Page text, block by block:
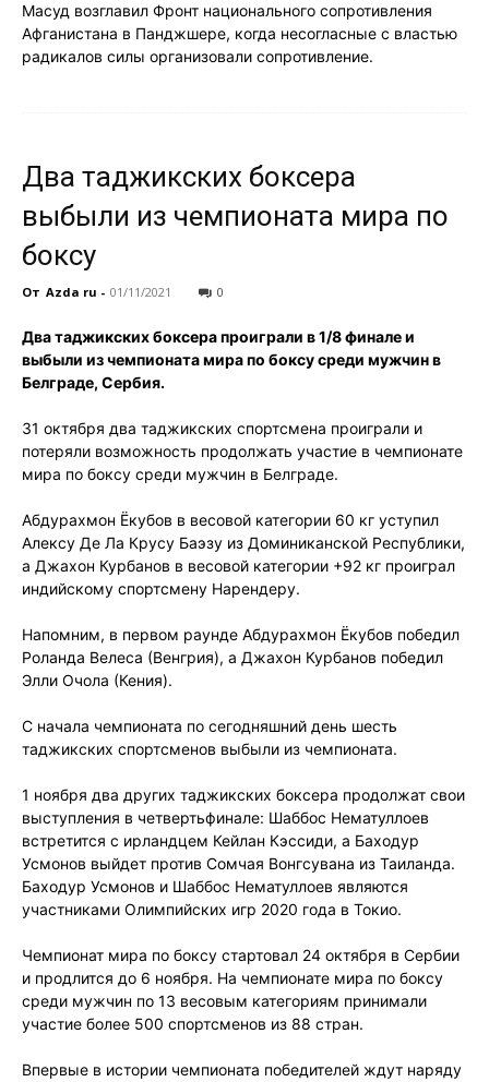
Масуд возглавил Фронт национального сопротивления
Афганистана в Панджшере, когда несогласные с властью
радикалов силы организовали сопротивление.
Два таджикских боксера
выбыли из чемпионата мира по
боксу
От Azda ru - 01/11/2021 0
Два таджикских боксера проиграли в 1/8 финале и
выбыли из чемпионата мира по боксу среди мужчин в
Белграде, Сербия.
31 октября два таджикских спортсмена проиграли и
потеряли возможность продолжать участие в чемпионате
мира по боксу среди мужчин в Белграде.
Абдурахмон Ёкубов в весовой категории 60 кг уступил
Алексу Де Ла Крусу Баэзу из Доминиканской Республики,
а Джахон Курбанов в весовой категории +92 кг проиграл
индийскому спортсмену Нарендеру.
Напомним, в первом раунде Абдурахмон Ёкубов победил
Роланда Велеса (Венгрия), а Джахон Курбанов победил
Элли Очола (Кения).
С начала чемпионата по сегодняшний день шесть
таджикских спортсменов выбыли из чемпионата.
1 ноября два других таджикских боксера продолжат свои
выступления в четвертьфинале: Шаббос Нематуллоев
встретится с ирландцем Кейлан Кэссиди, а Баходур
Усмонов выйдет против Сомчая Вонгсувана из Таиланда.
Баходур Усмонов и Шаббос Нематуллоев являются
участниками Олимпийских игр 2020 года в Токио.
Чемпионат мира по боксу стартовал 24 октября в Сербии
и продлится до 6 ноября. На чемпионате мира по боксу
среди мужчин по 13 весовым категориям принимали
участие более 500 спортсменов из 88 стран.
Впервые в истории чемпионата победителей ждут наряду